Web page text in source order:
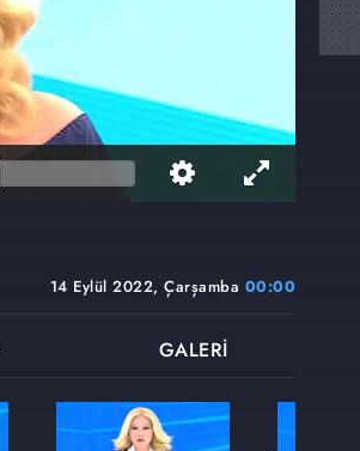
14 Eylül 2022, Çarşamba 00:00
GALERİ